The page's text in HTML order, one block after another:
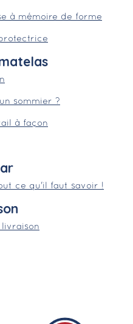
à mémoire de forme
sommier ?
à façon
ce qu'il faut savoir !